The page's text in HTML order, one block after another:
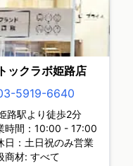
ックラボ姫路店
5919-6640
路駅より徒歩2分
時間：10:00 - 17:00
日：土日祝のみ営業
商材: すべて